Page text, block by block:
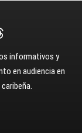
informativos y
en audiencia en